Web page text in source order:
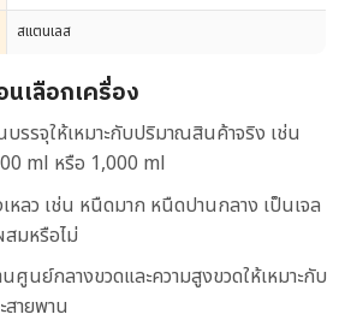
สแตนเลส
เลือกเครื่อง
รรจุให้เหมาะกับปริมาณสินค้าจริง เช่น
ml หรือ 1,000 ml
ลว เช่น หนืดมาก หนืดปานกลาง เป็นเจล
มหรือไม่
ศูนย์กลางขวดและความสูงขวดให้เหมาะกับ
ายพาน